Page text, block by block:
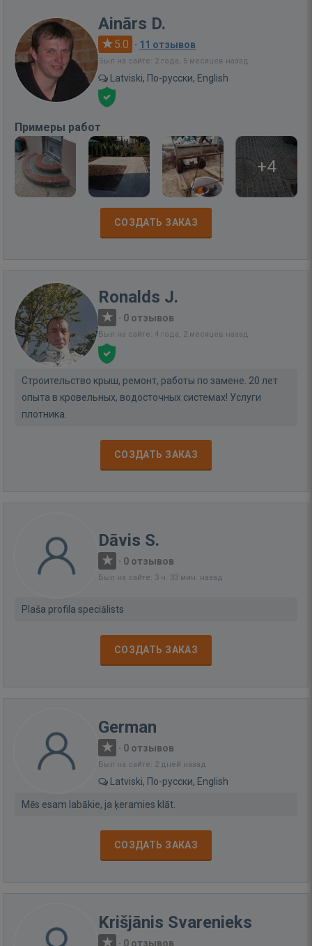
Ainārs D.
5.0 · 11 отзывов
Был на сайте: 2 года, 5 месяцев назад
Latviski, По-русски, English
Примеры работ
+4
СОЗДАТЬ ЗАКАЗ
Ronalds J.
· 0 отзывов
Был на сайте: 4 года, 2 месяцев назад
Строительство крыш, ремонт, работы по замене. 20 лет
опыта в кровельных, водосточных системах! Услуги
плотника.
СОЗДАТЬ ЗАКАЗ
Dāvis S.
· 0 отзывов
Был на сайте: 3 ч. 33 мин. назад
Plaša profila speciālists
СОЗДАТЬ ЗАКАЗ
German
· 0 отзывов
Был на сайте: 2 дней назад
Latviski, По-русски, English
Mēs esam labākie, ja ķeramies klāt.
СОЗДАТЬ ЗАКАЗ
Krišjānis Svarenieks
· 0 отзывов